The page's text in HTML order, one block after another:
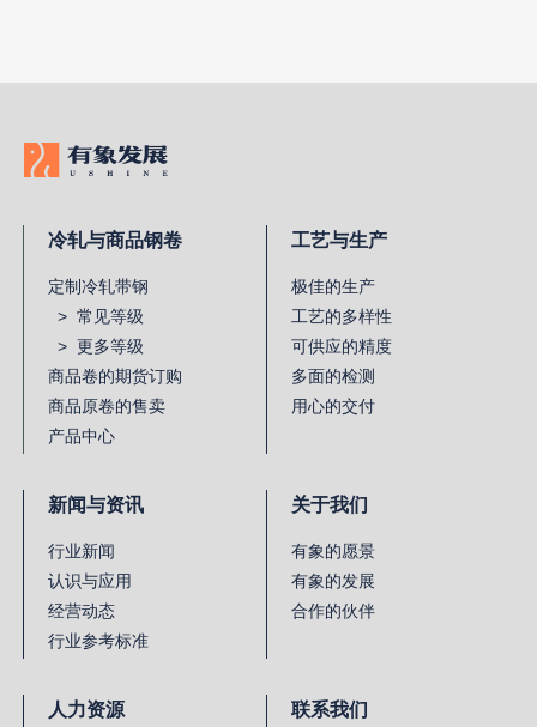
冷轧与商品钢卷
定制冷轧带钢
> 常见等级
> 更多等级
商品卷的期货订购
商品原卷的售卖
产品中心
工艺与生产
极佳的生产
工艺的多样性
可供应的精度
多面的检测
用心的交付
新闻与资讯
行业新闻
认识与应用
经营动态
行业参考标准
关于我们
有象的愿景
有象的发展
合作的伙伴
人力资源 联系我们